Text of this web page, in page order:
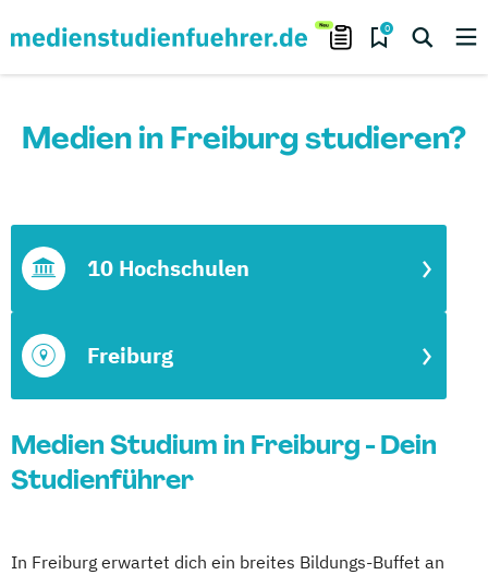
0
Medien in Freiburg studieren?
Freiburg
10 Hochschulen
Medien Studium in Freiburg - Dein
Studienführer
In Freiburg erwartet dich ein breites Bildungs-Buffet an